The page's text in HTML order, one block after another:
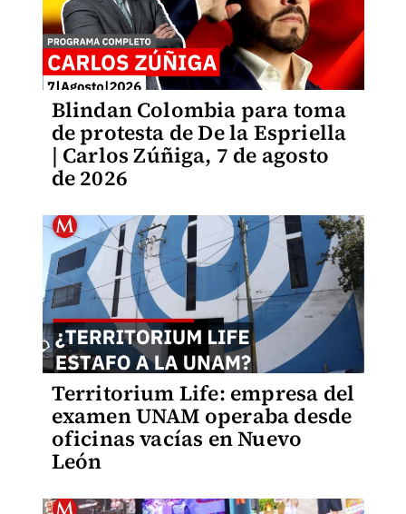
Blindan Colombia para toma
de protesta de De la Espriella
| Carlos Zúñiga, 7 de agosto
de 2026
Territorium Life: empresa del
examen UNAM operaba desde
oficinas vacías en Nuevo
León